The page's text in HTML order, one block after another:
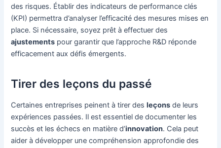
des risques. Établir des indicateurs de performance clés
(KPI) permettra d’analyser l’efficacité des mesures mises en
place. Si nécessaire, soyez prêt à effectuer des
ajustements pour garantir que l’approche R&D réponde
efficacement aux défis émergents.
Tirer des leçons du passé
Certaines entreprises peinent à tirer des leçons de leurs
expériences passées. Il est essentiel de documenter les
succès et les échecs en matière d’innovation. Cela peut
aider à développer une compréhension approfondie des